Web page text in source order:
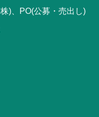
株)、PO(公募・売出し)